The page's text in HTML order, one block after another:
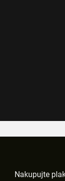
Nakupujte